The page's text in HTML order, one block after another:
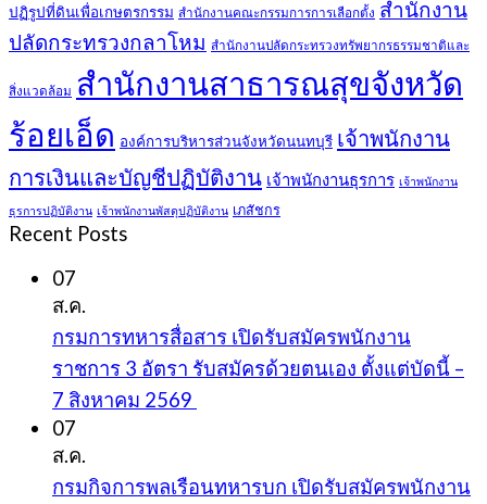
ปฏิรูปที่ดินเพื่อเกษตรกรรม สำนักงานคณะกรรมการการเลือกตั้ง สำนักงาน
ปลัดกระทรวงกลาโหม สำนักงานปลัดกระทรวงทรัพยากรธรรมชาติและ
สิ่งแวดล้อม สำนักงานสาธารณสุขจังหวัด
ร้อยเอ็ด องค์การบริหารส่วนจังหวัดนนทบุรี เจ้าพนักงาน
การเงินและบัญชีปฏิบัติงาน เจ้าพนักงานธุรการ เจ้าพนักงาน
ธุรการปฏิบัติงาน เจ้าพนักงานพัสดุปฏิบัติงาน เภสัชกร
Recent Posts
07
ส.ค.
กรมการทหารสื่อสาร เปิดรับสมัครพนักงาน
ราชการ 3 อัตรา รับสมัครด้วยตนเอง ตั้งแต่บัดนี้ –
7 สิงหาคม 2569
07
ส.ค.
กรมกิจการพลเรือนทหารบก เปิดรับสมัครพนักงาน